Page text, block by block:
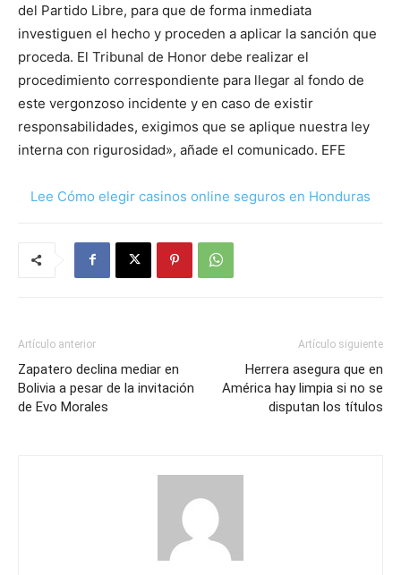
del Partido Libre, para que de forma inmediata
investiguen el hecho y proceden a aplicar la sanción que
proceda. El Tribunal de Honor debe realizar el
procedimiento correspondiente para llegar al fondo de
este vergonzoso incidente y en caso de existir
responsabilidades, exigimos que se aplique nuestra ley
interna con rigurosidad», añade el comunicado. EFE
Lee Cómo elegir casinos online seguros en Honduras
Artículo anterior
Zapatero declina mediar en
Bolivia a pesar de la invitación
de Evo Morales
Artículo siguiente
Herrera asegura que en
América hay limpia si no se
disputan los títulos